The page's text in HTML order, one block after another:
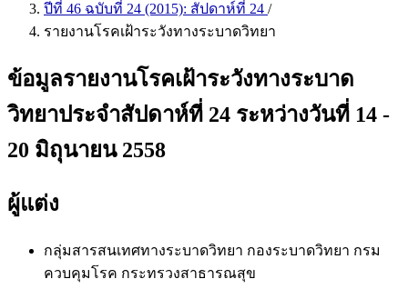
ปีที่ 46 ฉบับที่ 24 (2015): สัปดาห์ที่ 24 /
รายงานโรคเฝ้าระวังทางระบาดวิทยา
ข้อมูลรายงานโรคเฝ้าระวังทางระบาด
วิทยาประจำสัปดาห์ที่ 24 ระหว่างวันที่ 14 -
20 มิถุนายน 2558
ผู้แต่ง
กลุ่มสารสนเทศทางระบาดวิทยา กองระบาดวิทยา กรม
ควบคุมโรค กระทรวงสาธารณสุข